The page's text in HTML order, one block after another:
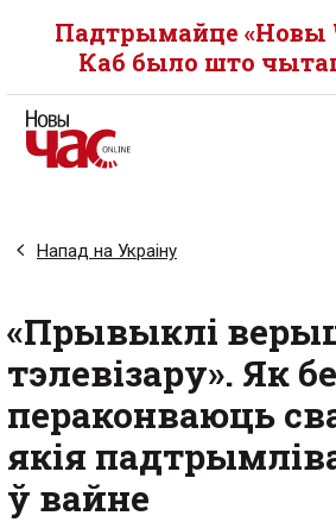
Падтрымайце «Новы
Каб было што
Напад на Украіну
«Прывыклі
тэлевізару». Як
пераконваюць
якія
ў вайне